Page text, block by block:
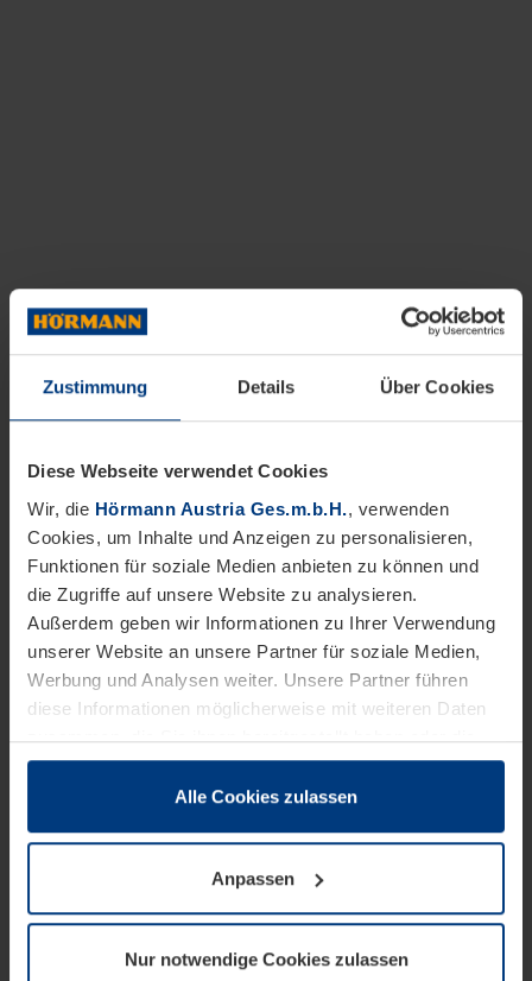
Zustimmung Details Über Cookies
Diese Webseite verwendet Cookies
Wir, die Hörmann Austria Ges.m.b.H., verwenden
Cookies, um Inhalte und Anzeigen zu personalisieren,
Funktionen für soziale Medien anbieten zu können und
die Zugriffe auf unsere Website zu analysieren.
Außerdem geben wir Informationen zu Ihrer Verwendung
unserer Website an unsere Partner für soziale Medien,
Werbung und Analysen weiter. Unsere Partner führen
diese Informationen möglicherweise mit weiteren Daten
zusammen, die Sie ihnen bereitgestellt haben oder die
sie im Rahmen Ihrer Nutzung der Dienste gesammelt
wenn diese für den Betrieb dieser Seite unbedingt
notwendig sind. Für alle anderen Cookie-Typen benötigen
wir Ihre Erlaubnis. Ihre Einwilligung können Sie jederzeit
Datenschutzerklärungunserer Website ändern oder
Alle Cookies zulassen
Anpassen
Nur notwendige Cookies zulassen